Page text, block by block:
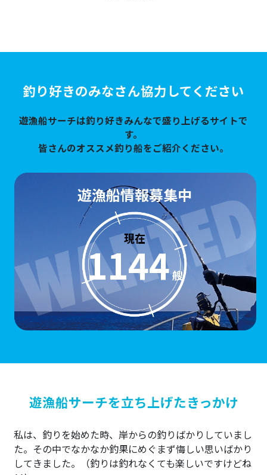
釣り好きのみなさん協力してください
遊漁船サーチは釣り好きみんなで盛り上げるサイトで
す。
皆さんのオススメ釣り船をご紹介ください。
遊漁船情報募集中
現在
1144艘
遊漁船サーチを立ち上げたきっかけ
私は、釣りを始めた時、岸からの釣りばかりしていまし
た。その中でなかなか釣果にめぐまず悔しい思いばかり
してきました。（釣りは釣れなくても楽しいですけどね